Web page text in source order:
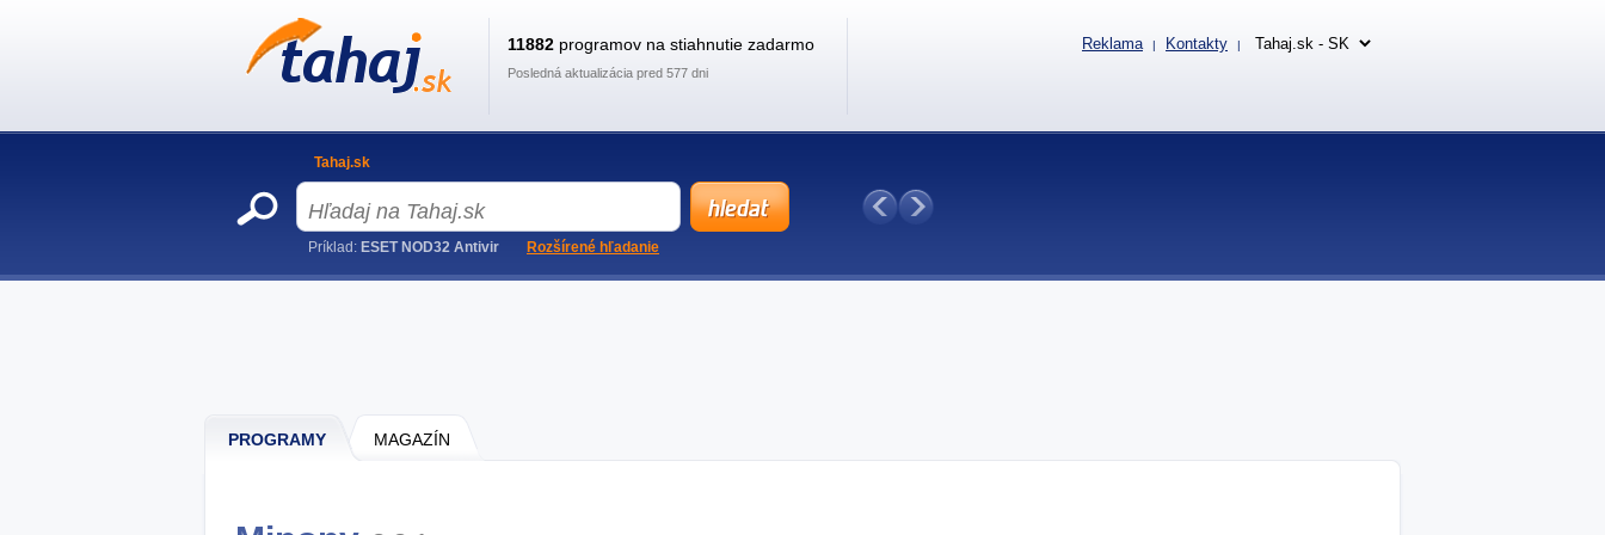
PROGRAMY MAGAZÍN
11882 programov na stiahnutie zadarmo
Posledná aktualizácia pred 577 dni
Reklama | Kontakty |
Tahaj.sk
Príklad: ESET NOD32 Antivir Rozšírené hľadanie